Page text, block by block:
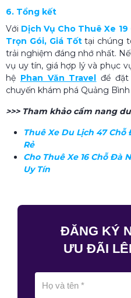
6. Tổng kết
Với Dịch Vụ Cho Thuê Xe
Trọn Gói, Giá Tốt tại chúng
trải nghiệm đáng nhớ nhất.
vụ uy tín, giá hợp lý và phục
hệ Phan Văn Travel để
chuyến khám phá Quảng
>>> Tham khảo cẩm nang
Thuê Xe Du Lịch 47
Rẻ
Cho Thuê Xe 16 Chỗ Đà
Uy Tín
ĐĂNG KÝ
ƯU ĐÃI